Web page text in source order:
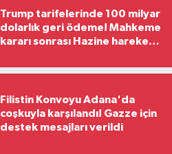
Trump tarifelerinde 100 milyar
dolarlık geri ödeme! Mahkeme
kararı sonrası Hazine harekete
Filistin Konvoyu Adana'da
coşkuyla karşılandı! Gazze için
destek mesajları verildi